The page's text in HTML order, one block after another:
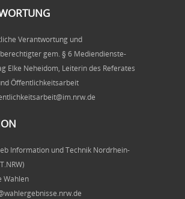
Verantwortung und
gem. § 6 Mediendienste-
Elke Neheidom, Leiterin des Referates
Öffentlichkeitsarbeit
Information und Technik Nordrhein-
Wahlen